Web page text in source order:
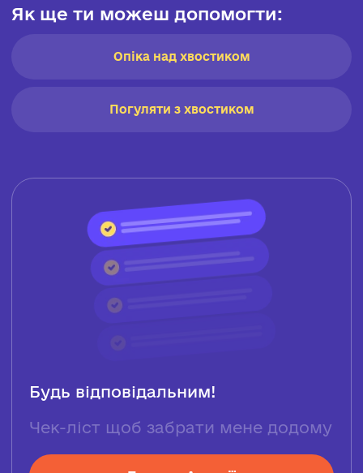
Як ще ти можеш допомогти:
Опіка над хвостиком
Погуляти з хвостиком
Будь відповідальним!
Чек-ліст щоб забрати мене додому